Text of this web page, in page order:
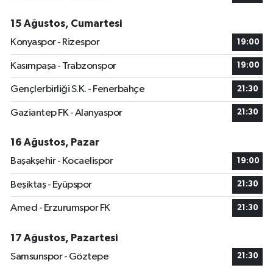
15 Ağustos, Cumartesi
Konyaspor - Rizespor
19:00
Kasımpaşa - Trabzonspor 19:00
Gençlerbirliği S.K. - Fenerbahçe 21:30
Gaziantep FK - Alanyaspor 21:30
16 Ağustos, Pazar
Başakşehir - Kocaelispor
19:00
Beşiktaş - Eyüpspor 21:30
Amed - Erzurumspor FK 21:30
17 Ağustos, Pazartesi
Samsunspor - Göztepe
21:30